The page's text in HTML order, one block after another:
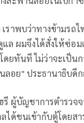
ราพบว่าทางข้ามรถ
ล ผมจึงได้สั่งให้ซ่อ
ดยทันที ไม่ว่าจะเป็น
ลอย" ประธานาธิบดีก
รี ผู้บัญชาการตำรวจ
ลได้ชนเข้ากับตู้โดยส